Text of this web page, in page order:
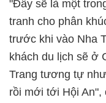
"Đây sẽ là một
tranh cho phân
trước khi vào Nha
khách du lịch sẽ ở
Trang tương tự
rồi mới tới Hội An",